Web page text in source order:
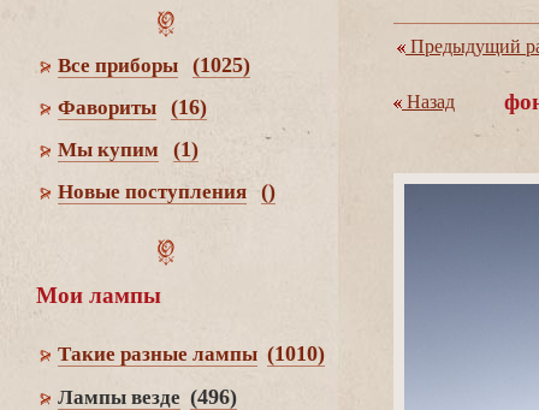
се приборы (1025)
Фавориты (16)
Мы купим (1)
Новые поступления ()
Мои лампы
Такие разные лампы (1010)
Лампы везде (496)
Предыдущий
Назад